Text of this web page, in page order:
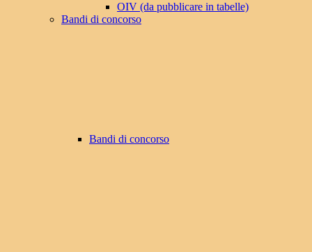
OIV (da pubblicare in tabelle)
Bandi di concorso
Bandi di concorso